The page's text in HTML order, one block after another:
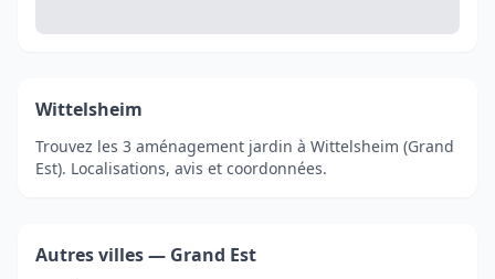
Wittelsheim
Trouvez les 3 aménagement jardin à Wittelsheim (Grand
Est). Localisations, avis et coordonnées.
Autres villes — Grand Est